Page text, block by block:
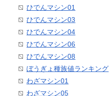
ひでんマシン01
ひでんマシン03
ひでんマシン04
ひでんマシン06
ひでんマシン08
ぼうぎょ種族値ランキング
わざマシン01
わざマシン05